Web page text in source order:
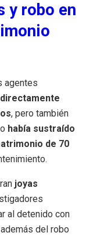
y robo en
agentes
, pero también
había sustraído
de 70
joyas
al detenido con
del robo